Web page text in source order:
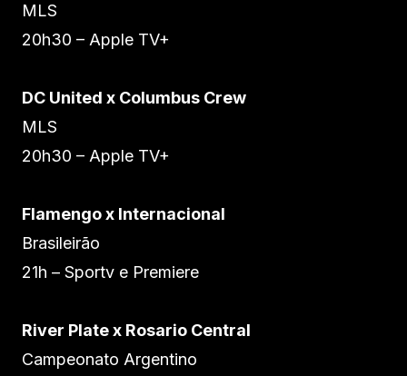
MLS
20h30 – Apple TV+
DC United x Columbus Crew
MLS
20h30 – Apple TV+
Flamengo x Internacional
Brasileirão
21h – Sportv e Premiere
River Plate x Rosario Central
Campeonato Argentino